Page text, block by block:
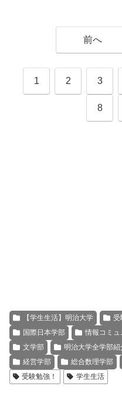
前へ
1 2 3
8
【学生生活】明治大学 受
国際日本学部
情報コミ
文学部
明治大学全学部紹
経営学部
総合数理学部
受験勉強！
学生生活